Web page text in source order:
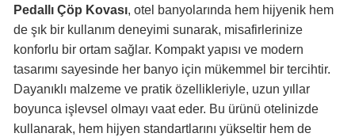
Pedallı Çöp Kovası, otel banyolarında hem hijyenik hem
de şık bir kullanım deneyimi sunarak, misafirlerinize
konforlu bir ortam sağlar. Kompakt yapısı ve modern
tasarımı sayesinde her banyo için mükemmel bir tercihtir.
Dayanıklı malzeme ve pratik özellikleriyle, uzun yıllar
boyunca işlevsel olmayı vaat eder. Bu ürünü otelinizde
kullanarak, hem hijyen standartlarını yükseltir hem de